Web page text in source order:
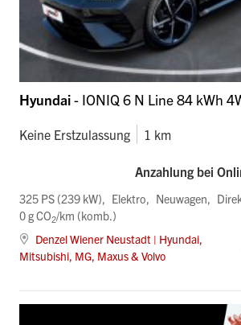
Hyundai- IONIQ 6 N Line 84 kWh
Keine Erstzulassung 1 km
Anzahlung bei
325 PS (239 kW) Elektro Neuwagen
0 g CO2/km (komb.)
Denzel Wiener Neustadt | Hyundai,
Mitsubishi, MG, Maxus & Volvo